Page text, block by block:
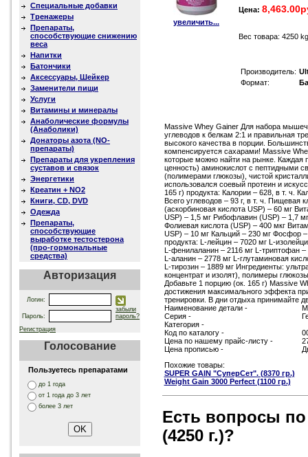
Специальные добавки
Тренажеры
Препараты,
способствующие снижению
веса
Напитки
Батончики
Аксессуары, Шейкер
Заменители пищи
Услуги
Витамины и минералы
Анаболические формулы
(Анаболики)
Донаторы азота (NO-
препараты)
Препараты для укрепления
суставов и связок
Энергетики
Креатин + NO2
Книги, CD, DVD
Одежда
Препараты,
способствующие
выработке тестостерона
(про-гормональные
средства)
Авторизация
Логин:
Пароль:
забыли
пароль?
Регистрация
Голосование
Пользуетесь препаратами
до 1 года
от 1 года до 3 лет
более 3 лет
увеличить...
Цена:
Вес товара: 4250 kg
Производитель:
Формат:
Massive Whey Gainer Для набора
углеводов к белкам 2:1 и правильная
высокого качества в порции.
компенсируется сахарами! Massive
которые можно найти на рынке. Каждая
ценность) аминокислот с пептидными
(полимерами глюкозы), чистой
использовался соевый протеин и
165 г) продукта: Калории – 628, в т. ч.
Всего углеводов – 93 г, в т. ч. Пищевая
(аскорбиновая кислота USP) – 60 мг
USP) – 1,5 мг Рибофлавин (USP) – 1,7
Фолиевая кислота (USP) – 400 мкг
USP) – 10 мг Кальций – 230 мг Фосфор
продукта: L-лейцин – 7020 мг L-
L-фенилаланин – 2116 мг L-триптофан –
L-аланин – 2778 мг L-глутаминовая
L-тирозин – 1889 мг Ингредиенты:
концентрат и изолят), полимеры
Добавьте 1 порцию (ок. 165 г) Massive
достижения максимального эффекта
тренировки. В дни отдыха принимайте
Наименование детали -
Серия -
Категория -
Код по каталогу -
Цена по нашему прайс-листу -
Цена прописью -
Похожие товары:
SUPER GAIN "СуперСет". (8370 гр.)
Weight Gain 3000 Perfect (1100 гр.)
Есть вопросы
(4250 г.)?